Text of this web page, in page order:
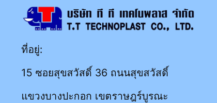
ที่อยู่:
15 ซอยสุขสวัสดิ์ 36 ถนนสุขสวัสดิ์
แขวงบางปะกอก เขตราษฎร์บูรณะ